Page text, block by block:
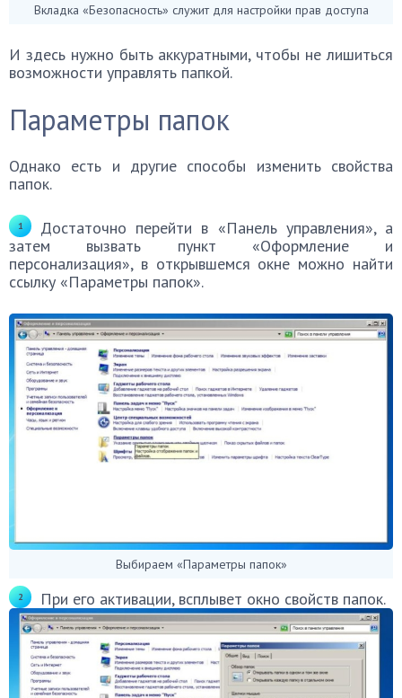
Вкладка «Безопасность» служит для настройки прав доступа
И здесь нужно быть аккуратными, чтобы не лишиться
возможности управлять папкой.
Параметры папок
Однако есть и другие способы изменить свойства
папок.
Достаточно перейти в «Панель управления», а
затем вызвать пункт «Оформление и
персонализация», в открывшемся окне можно найти
ссылку «Параметры папок».
Выбираем «Параметры папок»
При его активации, всплывет окно свойств папок.